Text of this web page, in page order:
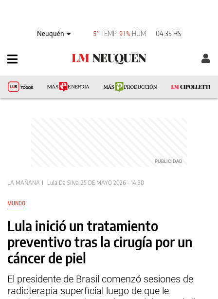
Neuquén 5°TEMP 91% HUM 04:35 HS
LA MAÑANA Lula Da Silva 25 DE MAYO 2026 - 14:30
MUNDO
Lula inició un tratamiento
preventivo tras la cirugía por un
cáncer de piel
El presidente de Brasil comenzó sesiones de
radioterapia superficial luego de que le